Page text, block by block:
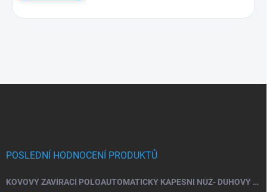
POSLEDNÍ HODNOCENÍ PRODUKTŮ
KOVOVÝ ZAVÍRACÍ POLOAUTOMATICKÝ KAPESNÍ NŮŽ- DUHOVÝ ŠTÍR